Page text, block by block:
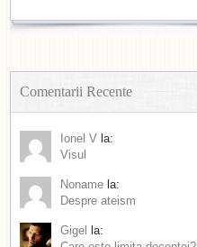
Comentarii Recente
Ionel V la:
Visul
Noname la:
Despre ateism
Gigel
la: